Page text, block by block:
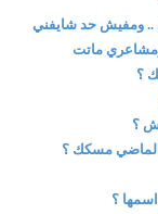
ومفيش حد شايفني
ماتت
؟
؟
الماضي مسكك ؟
؟